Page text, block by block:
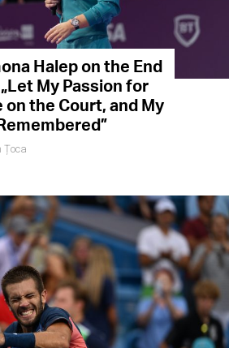
Halep on the End
My Passion for
on the Court, and My
Țoca